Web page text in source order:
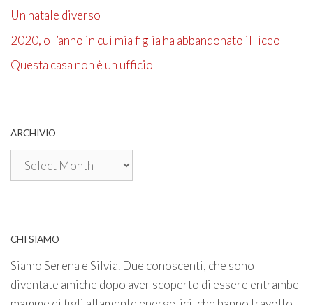
Un natale diverso
2020, o l’anno in cui mia figlia ha abbandonato il liceo
Questa casa non è un ufficio
ARCHIVIO
Archivio
CHI SIAMO
Siamo Serena e Silvia. Due conoscenti, che sono
diventate amiche dopo aver scoperto di essere entrambe